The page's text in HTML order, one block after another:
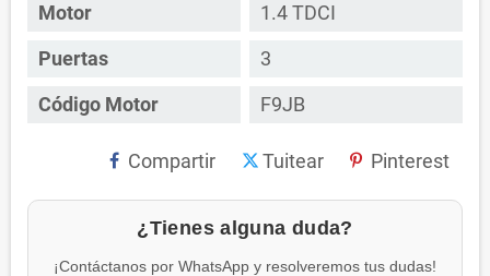
Motor
1.4 TDCI
Puertas
3
Código Motor
F9JB
Compartir Tuitear Pinterest
¿Tienes alguna duda?
¡Contáctanos por WhatsApp y resolveremos tus dudas!